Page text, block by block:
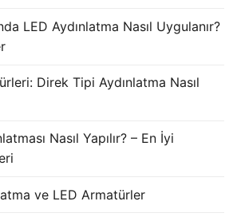
LED Aydınlatma Nasıl Uygulanır?
Direk Tipi Aydınlatma Nasıl
Nasıl Yapılır? – En İyi
ve LED Armatürler